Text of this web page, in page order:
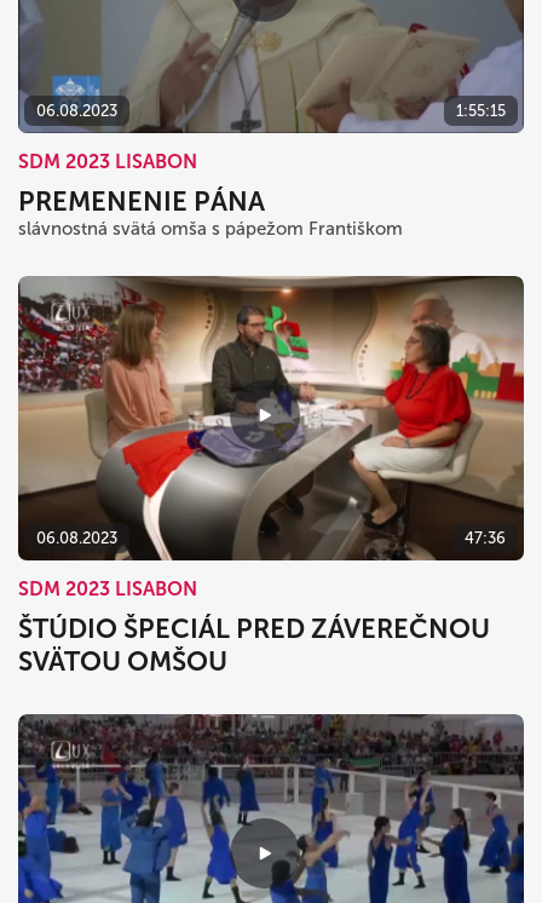
06.08.2023 1:55:15
SDM 2023 LISABON
PREMENENIE PÁNA
slávnostná svätá omša s pápežom Františkom
06.08.2023 47:36
SDM 2023 LISABON
ŠTÚDIO ŠPECIÁL PRED ZÁVEREČNOU
SVÄTOU OMŠOU